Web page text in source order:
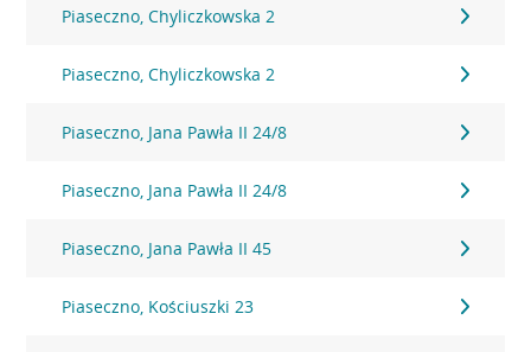
Piaseczno, Chyliczkowska 2
Piaseczno, Chyliczkowska 2
Piaseczno, Jana Pawła II 24/8
Piaseczno, Jana Pawła II 24/8
Piaseczno, Jana Pawła II 45
Piaseczno, Kościuszki 23